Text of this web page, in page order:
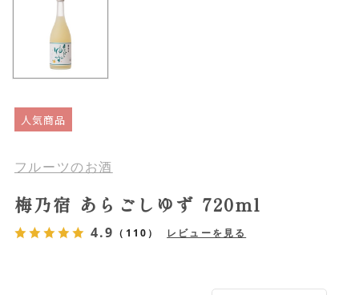
人気商品
フルーツのお酒
梅乃宿 あらごしゆず 720ml
4.9 （110） レビューを見る